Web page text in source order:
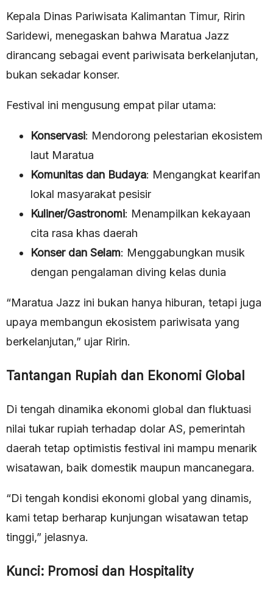
Kepala Dinas Pariwisata Kalimantan Timur, Ririn
Saridewi, menegaskan bahwa Maratua Jazz
dirancang sebagai event pariwisata berkelanjutan,
bukan sekadar konser.
Festival ini mengusung empat pilar utama:
Konservasi: Mendorong pelestarian ekosistem
laut Maratua
Komunitas dan Budaya: Mengangkat kearifan
lokal masyarakat pesisir
Kuliner/Gastronomi: Menampilkan kekayaan
cita rasa khas daerah
Konser dan Selam: Menggabungkan musik
dengan pengalaman diving kelas dunia
“Maratua Jazz ini bukan hanya hiburan, tetapi juga
upaya membangun ekosistem pariwisata yang
berkelanjutan,” ujar Ririn.
Tantangan Rupiah dan Ekonomi Global
Di tengah dinamika ekonomi global dan fluktuasi
nilai tukar rupiah terhadap dolar AS, pemerintah
daerah tetap optimistis festival ini mampu menarik
wisatawan, baik domestik maupun mancanegara.
“Di tengah kondisi ekonomi global yang dinamis,
kami tetap berharap kunjungan wisatawan tetap
tinggi,” jelasnya.
Kunci: Promosi dan Hospitality